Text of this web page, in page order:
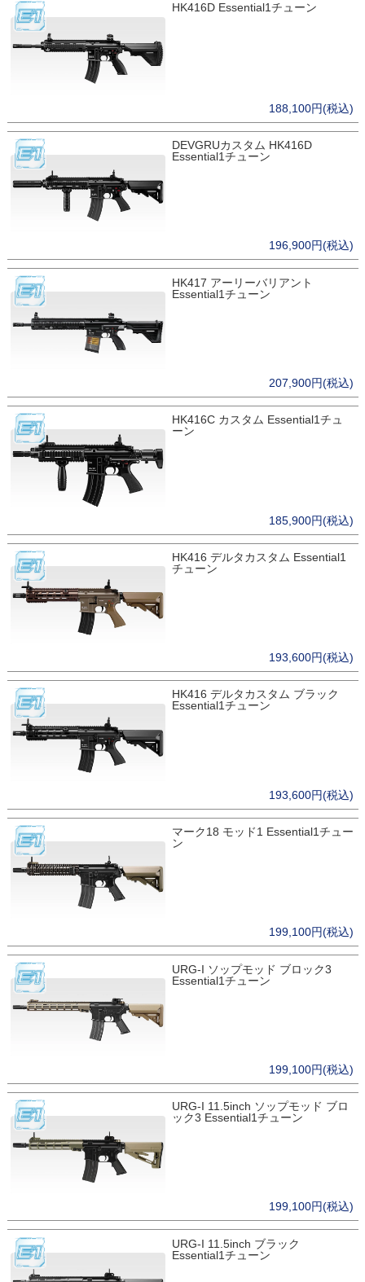
HK416D Essential1チューン
188,100円(税込)
DEVGRUカスタム HK416D
Essential1チューン
196,900円(税込)
HK417 アーリーバリアント
Essential1チューン
207,900円(税込)
HK416C カスタム Essential1チュ
ーン
185,900円(税込)
HK416 デルタカスタム Essential1
チューン
193,600円(税込)
HK416 デルタカスタム ブラック
Essential1チューン
193,600円(税込)
マーク18 モッド1 Essential1チュー
ン
199,100円(税込)
URG-I ソップモッド ブロック3
Essential1チューン
199,100円(税込)
URG-I 11.5inch ソップモッド ブロ
ック3 Essential1チューン
199,100円(税込)
URG-I 11.5inch ブラック
Essential1チューン